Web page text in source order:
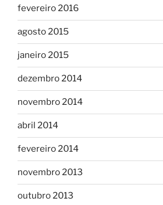
fevereiro 2016
agosto 2015
janeiro 2015
dezembro 2014
novembro 2014
abril 2014
fevereiro 2014
novembro 2013
outubro 2013